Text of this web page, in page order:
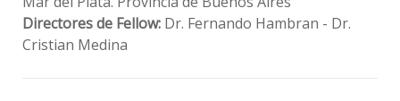
Directores de Fellow: Dr. Fernando Hambran - Dr.
Cristian Medina